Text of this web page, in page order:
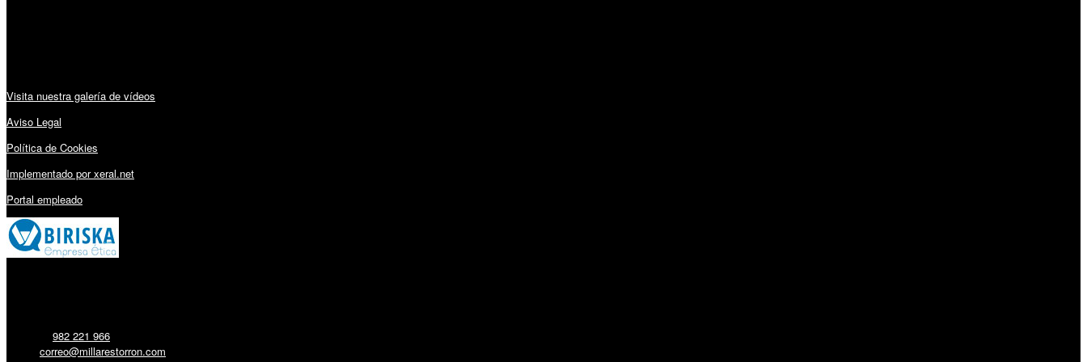
Visita nuestra galería de vídeos
Aviso Legal
Política de Cookies
Implementado por xeral.net
Portal empleado
982 221 966
correo@millarestorron.com